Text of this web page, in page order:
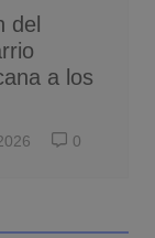
del
a los
0